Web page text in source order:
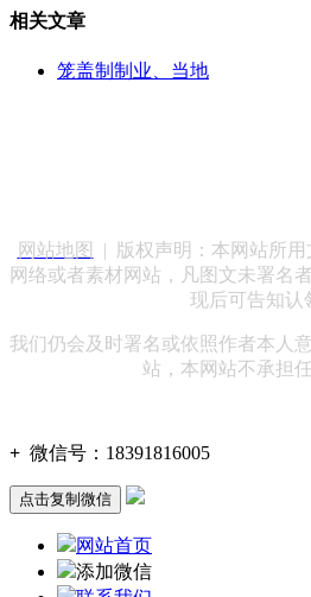
相关文章
笼盖制制业、当地
网站地图
| 版权声明：本网站所
网络或者素材网站，凡图文未署名
现后可告知认
我们仍会及时署名或依照作者本人
站，本网站不承担
+ 微信号： 18391816005
点击复制微信
网站首页
添加微信